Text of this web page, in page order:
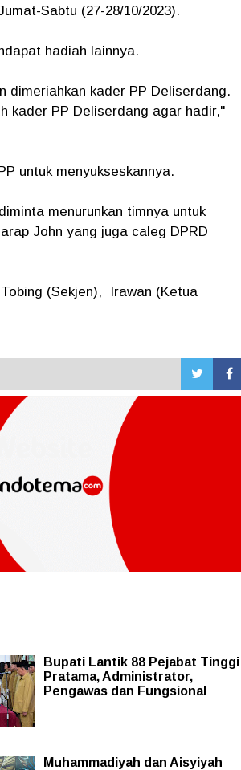
Sabtu (27-28/10/2023).
hadiah lainnya.
dimeriahkan kader PP Deliserdang.
kader PP Deliserdang agar hadir,"
untuk menyukseskannya.
menurunkan timnya untuk
John yang juga caleg DPRD
(Sekjen), Irawan (Ketua
Bupati Lantik 88 Pejabat Tinggi
Pratama, Administrator,
Pengawas dan Fungsional
Muhammadiyah dan Aisyiyah